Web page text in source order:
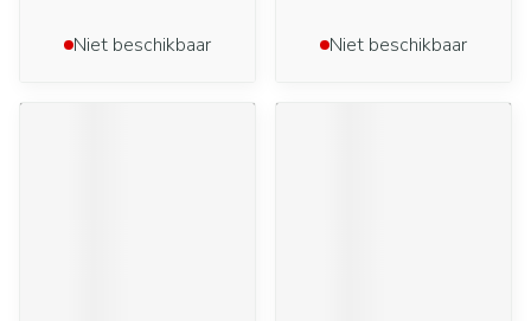
Niet beschikbaar Niet beschikbaar